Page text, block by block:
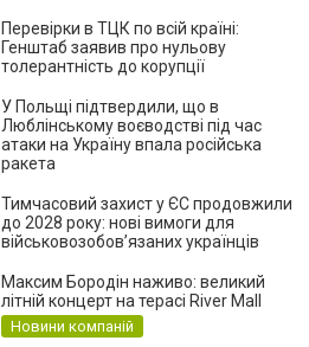
Перевірки в ТЦК по всій країні:
Генштаб заявив про нульову
толерантність до корупції
У Польщі підтвердили, що в
Люблінському воєводстві під час
атаки на Україну впала російська
ракета
Тимчасовий захист у ЄС продовжили
до 2028 року: нові вимоги для
військовозобов’язаних українців
Максим Бородін наживо: великий
літній концерт на терасі River Mall
Новини компаній